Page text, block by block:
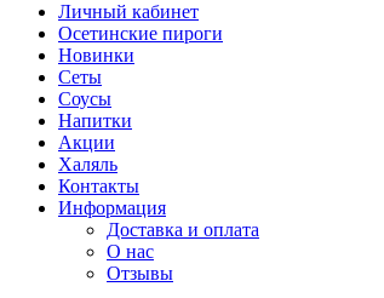
Личный кабинет
Осетинские пироги
Новинки
Сеты
Соусы
Напитки
Акции
Халяль
Контакты
Информация
Доставка и оплата
О нас
Отзывы